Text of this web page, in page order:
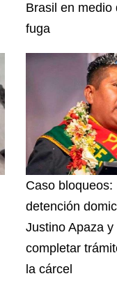
Brasil en medio
fuga
Caso bloqueos:
detención
Justino Apaza y
completar
la cárcel